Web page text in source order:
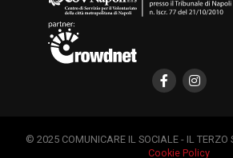
© 2025 COMUNICARE IL SOCIALE - IL TERZO
Cookie Policy